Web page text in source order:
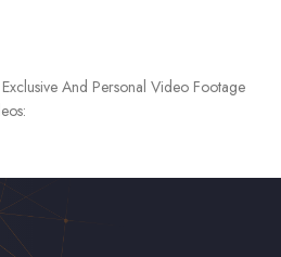
And Personal Video Footage